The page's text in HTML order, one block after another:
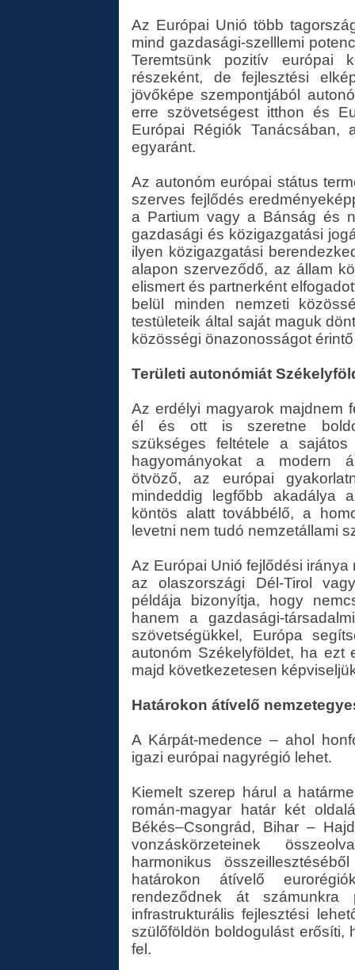
Az Európai Unió több
mind gazdasági-szelllemi
Teremtsünk pozitív európai
részeként, de fejlesztési
jövőképe szempontjából
erre szövetségest itthon és
Európai Régiók Tanácsában,
egyaránt.
Az autonóm európai státus
szerves fejlődés
a Partium vagy a Bánság és
gazdasági és közigazgatási
ilyen közigazgatási
alapon szerveződő, az állam
elismert és partnerként
belül minden nemzeti
testületeik által saját maguk
közösségi önazonosságot
Területi autonómiát
Az erdélyi magyarok majdnem
él és ott is szeretne
szükséges feltétele a sajátos
hagyományokat a modern
ötvöző, az európai
mindeddig legfőbb akadálya
köntös alatt továbbélő, a
levetni nem tudó nemzetállami
Az Európai Unió fejlődési
az olaszországi Dél-Tirol
példája bizonyítja, hogy
hanem a gazdasági-
szövetségükkel, Európa
autonóm Székelyföldet, ha ezt
majd következetesen
Határokon átívelő
A Kárpát-medence – ahol
igazi európai nagyrégió lehet.
Kiemelt szerep hárul a
román-magyar határ két
Békés–Csongrád, Bihar –
vonzáskörzeteinek
harmonikus
határokon átívelő
rendeződnek át
infrastrukturális fejlesztési
szülőföldön boldogulást erősíti,
fel.